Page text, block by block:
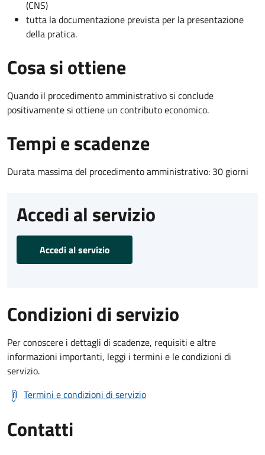
(CNS)
tutta la documentazione prevista per la presentazione
della pratica.
Cosa si ottiene
Quando il procedimento amministrativo si conclude
positivamente si ottiene un contributo economico.
Tempi e scadenze
Durata massima del procedimento amministrativo: 30 giorni
Accedi al servizio
Accedi al servizio
Condizioni di servizio
Per conoscere i dettagli di scadenze, requisiti e altre
informazioni importanti, leggi i termini e le condizioni di
servizio.
Termini e condizioni di servizio
Contatti